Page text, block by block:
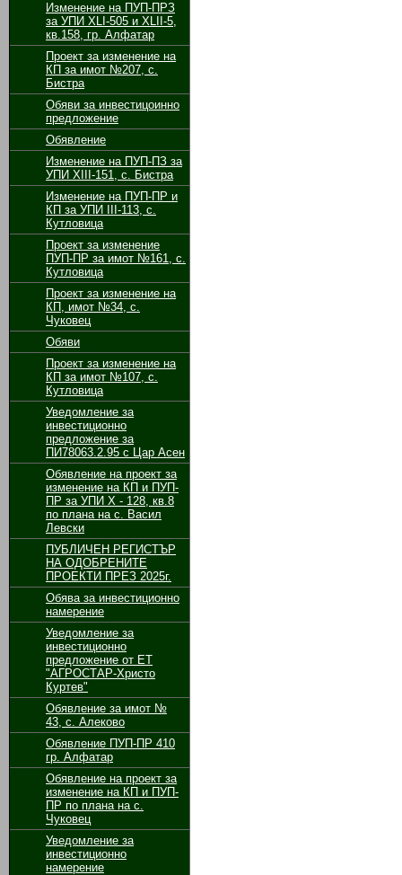
Изменение на ПУП-ПРЗ
за УПИ XLI-505 и XLII-5,
кв.158, гр. Алфатар
Проект за изменение на
КП за имот №207, с.
Бистра
Обяви за инвестицоинно
предложение
Обявление
Изменение на ПУП-ПЗ за
УПИ ХІІІ-151, с. Бистра
Изменение на ПУП-ПР и
КП за УПИ ІІІ-113, с.
Кутловица
Проект за изменение
ПУП-ПР за имот №161, с.
Кутловица
Проект за изменение на
КП, имот №34, с.
Чуковец
Обяви
Проект за изменение на
КП за имот №107, с.
Кутловица
Уведомление за
инвестиционно
предложение за
ПИ78063.2.95 с Цар Асен
Обявление на проект за
изменение на КП и ПУП-
ПР за УПИ Х - 128, кв.8
по плана на с. Васил
Левски
ПУБЛИЧЕН РЕГИСТЪР
НА ОДОБРЕНИТЕ
ПРОЕКТИ ПРЕЗ 2025г.
Обява за инвестиционно
намерение
Уведомление за
инвестиционно
предложение от ЕТ
"АГРОСТАР-Христо
Куртев"
Обявление за имот №
43, с. Алеково
Обявление ПУП-ПР 410
гр. Алфатар
Обявление на проект за
изменение на КП и ПУП-
ПР по плана на с.
Чуковец
Уведомление за
инвестиционно
намерение